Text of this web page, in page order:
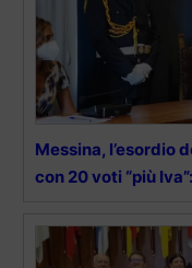
Messina, l’esordio
con 20 voti “più